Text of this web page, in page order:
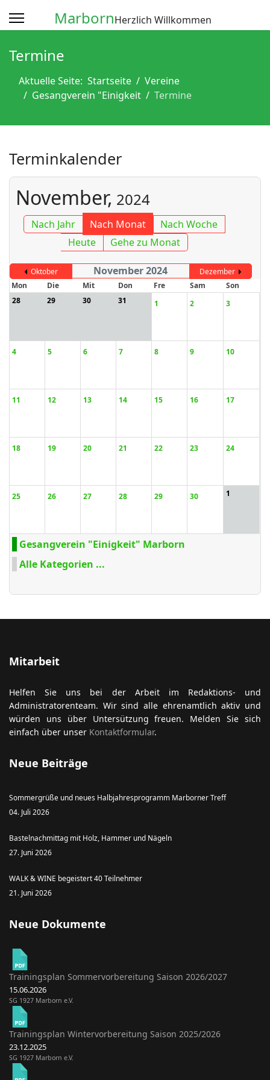
MarbornHerzlich Willkommen
Termine
Aktuelle Seite: Startseite
Vereine
Gesangverein "Einigkeit
Termine
Terminkalender
November, 2024
Nach Jahr Nach Monat
Nach Woche
Heute
Gehe zu Monat
Oktober November 2024
Dezember
Mon
Die Mit Don Fre Sam
Son
28
29 30 31 1 2 3
4 5 6 7 8 9 10
11 12 13 14 15 16 17
18 19 20 21 22 23 24
25 26 27 28 29 30 1
Gesangverein "Einigkeit" Marborn
Alle Kategorien ...
Mitarbeit
Helfen Sie uns bei der Arbeit im Redaktions- und
Administratorenteam. Wir sind alle ehrenamtlich aktiv und
würden uns über Untersützung freuen. Melden Sie sich
einfach über unser Kontaktformular.
Neue Beiträge
Sommergrüße und neues Halbjahresprogramm Marborner Treff
04. Juli 2026
Bastelnachmittag mit Holz, Hammer und Nägeln
27. Juni 2026
WALK & WINE begeistert 40 Teilnehmer
21. Juni 2026
Neue Dokumente
Trainingsplan Sommervorbereitung Saison 2026/2027
15.06.2026
SG 1927 Marborn e.V.
Trainingsplan Wintervorbereitung Saison 2025/2026
23.12.2025
SG 1927 Marborn e.V.